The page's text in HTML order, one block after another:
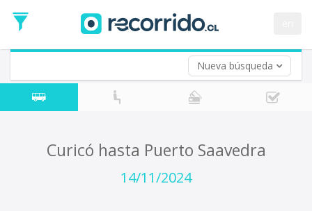
Nueva búsqueda
de
Ida
Vuelta (opcional)
Fecha
de
Curicó hasta Puerto Saavedra
14/11/2024